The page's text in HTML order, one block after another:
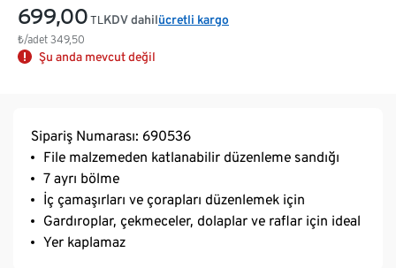
699,00 TL
₺/adet 349,50
KDV dahilücretli kargo
Şu anda mevcut değil
Sipariş Numarası: 690536
File malzemeden katlanabilir düzenleme sandığı
7 ayrı bölme
İç çamaşırları ve çorapları düzenlemek için
Gardıroplar, çekmeceler, dolaplar ve raflar için ideal
Yer kaplamaz